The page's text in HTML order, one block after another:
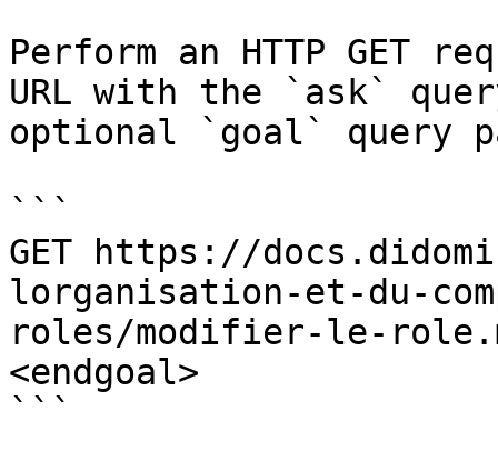
Perform an HTTP GET
URL with the `ask`
optional `goal` query
```
GET https://
lorganisation-et-du-
roles/modifier-le-
<endgoal>
```